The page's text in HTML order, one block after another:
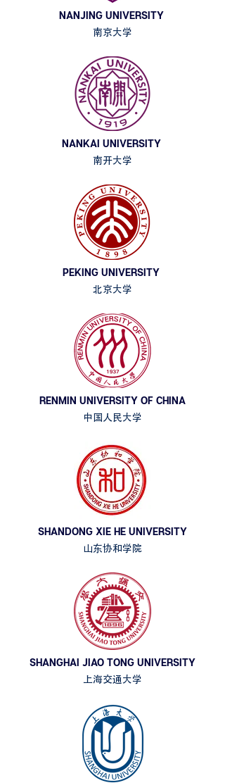
NANJING UNIVERSITY
南京大学
NANKAI UNIVERSITY
南开大学
PEKING UNIVERSITY
北京大学
RENMIN UNIVERSITY OF CHINA
中国人民大学
SHANDONG XIE HE UNIVERSITY
山东协和学院
SHANGHAI JIAO TONG UNIVERSITY
上海交通大学